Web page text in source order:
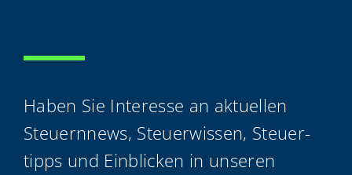
Haben Sie Inter­es­se an aktu­el­len
Steu­ern­news, Steu­er­wis­sen, Steu­er­
tipps und Ein­bli­cken in unse­ren